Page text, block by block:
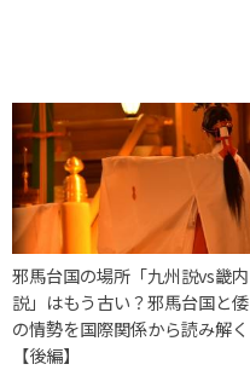
邪馬台国の場所「九州説vs畿内
説」はもう古い？邪馬台国と倭
の情勢を国際関係から読み解く
【後編】